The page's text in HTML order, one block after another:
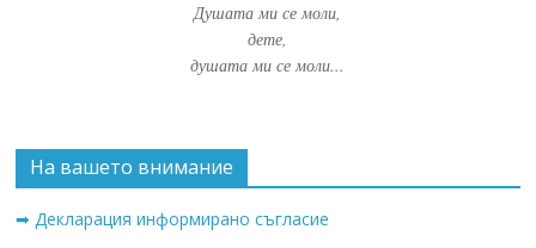
Душата ми се моли,
дете,
душата ми се моли...
На вашето внимание
➡ Декларация информирано съгласие